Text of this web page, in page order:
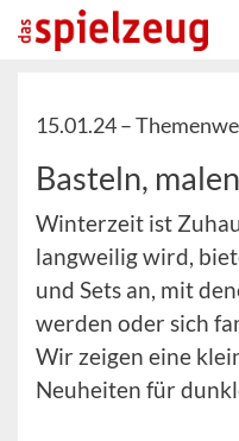
15.01.24 –
Basteln,
Winterzeit ist
langweilig wird,
und Sets an, mit
werden oder sich
Wir zeigen eine
Neuheiten für